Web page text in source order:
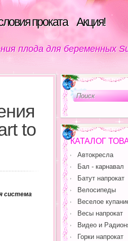
проката Акция!
плода для беременных
to
система
КАТАЛОГ
Автокресла
Бал - карнавал
Батут напрокат
Велосипеды
Веселое
Весы напрокат
Видео и
Горки напрокат